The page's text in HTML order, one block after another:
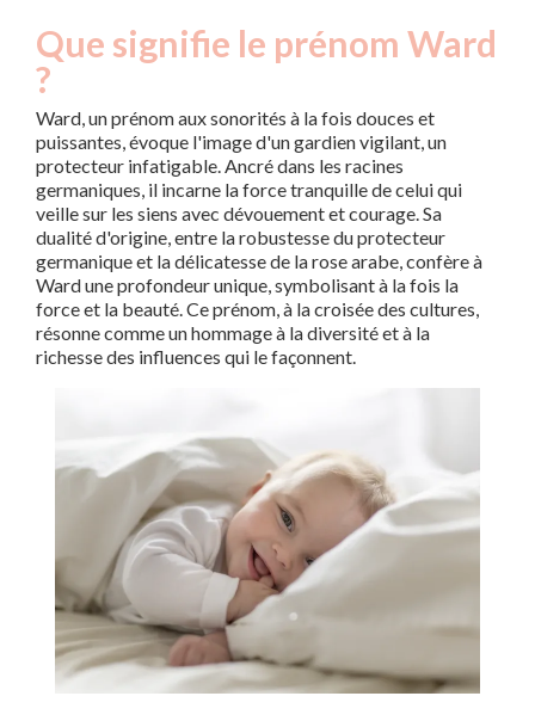
Que signifie le prénom Ward
?
Ward, un prénom aux sonorités à la fois douces et
puissantes, évoque l'image d'un gardien vigilant, un
protecteur infatigable. Ancré dans les racines
germaniques, il incarne la force tranquille de celui qui
veille sur les siens avec dévouement et courage. Sa
dualité d'origine, entre la robustesse du protecteur
germanique et la délicatesse de la rose arabe, confère à
Ward une profondeur unique, symbolisant à la fois la
force et la beauté. Ce prénom, à la croisée des cultures,
résonne comme un hommage à la diversité et à la
richesse des influences qui le façonnent.